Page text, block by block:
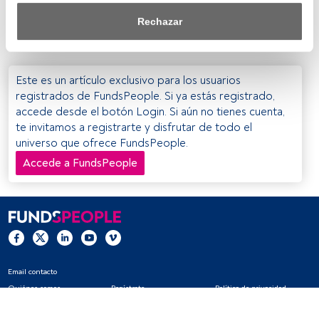
saber más, consulta nuestra política de privacidad.
datos para proporcionar:
Utilizar datos de localización geográfica precisa. Analizar
activamente las características del dispositivo para su
identificación. Almacenar la información en un dispositivo
y/o acceder a ella.
Lista de asociados (proveedores)
Rechazar
electrónico: centrofinanciero@cajacanarias.es
Este es un artículo exclusivo para los usuarios
registrados de FundsPeople. Si ya estás registrado,
accede desde el botón Login. Si aún no tienes cuenta,
te invitamos a registrarte y disfrutar de todo el
universo que ofrece FundsPeople.
Accede a FundsPeople
Email contacto
Quiénes somos
Regístrate
Política de privacidad